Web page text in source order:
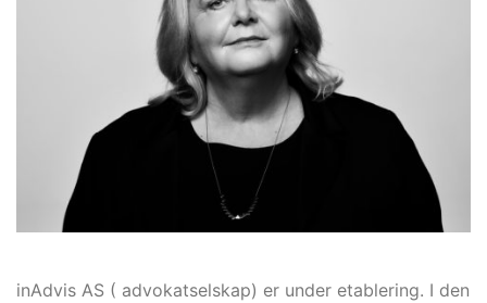
inAdvis AS ( advokatselskap) er under etablering. I den